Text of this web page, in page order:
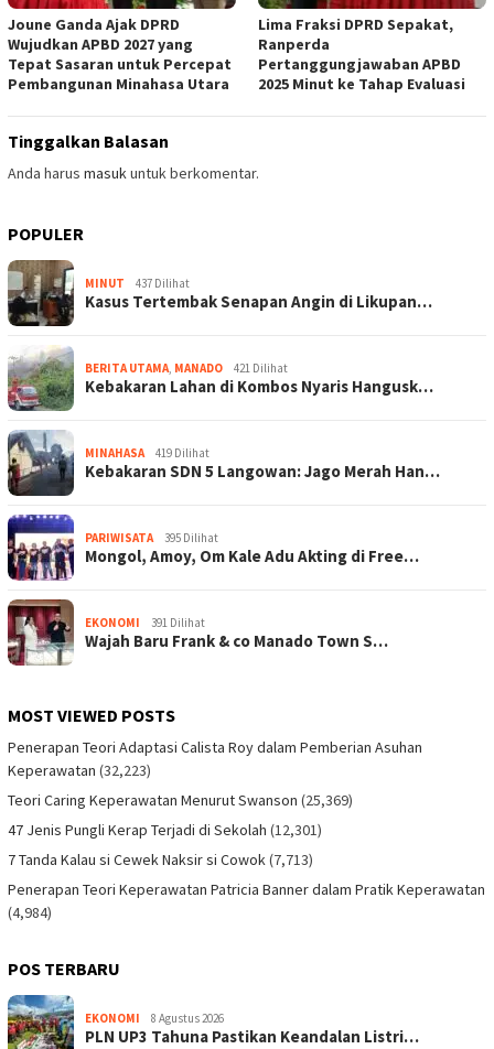
Joune Ganda Ajak DPRD
Wujudkan APBD 2027 yang
Tepat Sasaran untuk Percepat
Pembangunan Minahasa Utara
Lima Fraksi DPRD Sepakat,
Ranperda
Pertanggungjawaban APBD
2025 Minut ke Tahap Evaluasi
Tinggalkan Balasan
Anda harus masukuntuk berkomentar.
POPULER
MINUT 437 Dilihat
Kasus Tertembak Senapan Angin di Likupan…
BERITA UTAMA MANADO 421 Dilihat
Kebakaran Lahan di Kombos Nyaris Hangusk…
MINAHASA 419 Dilihat
Kebakaran SDN 5 Langowan: Jago Merah Han…
PARIWISATA 395 Dilihat
Mongol, Amoy, Om Kale Adu Akting di Free…
EKONOMI 391 Dilihat
Wajah Baru Frank & co Manado Town S…
MOST VIEWED POSTS
Penerapan Teori Adaptasi Calista Roy dalam Pemberian Asuhan
Keperawatan (32,223)
Teori Caring Keperawatan Menurut Swanson (25,369)
47 Jenis Pungli Kerap Terjadi di Sekolah (12,301)
7 Tanda Kalau si Cewek Naksir si Cowok(7,713)
Penerapan Teori Keperawatan Patricia Banner dalam Pratik Keperawatan
(4,984)
POS TERBARU
EKONOMI 8 Agustus 2026
PLN UP3 Tahuna Pastikan Keandalan Listri…